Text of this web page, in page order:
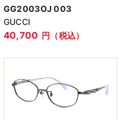
GG2003OJ 003
GUCCI
40,700 円（税込）